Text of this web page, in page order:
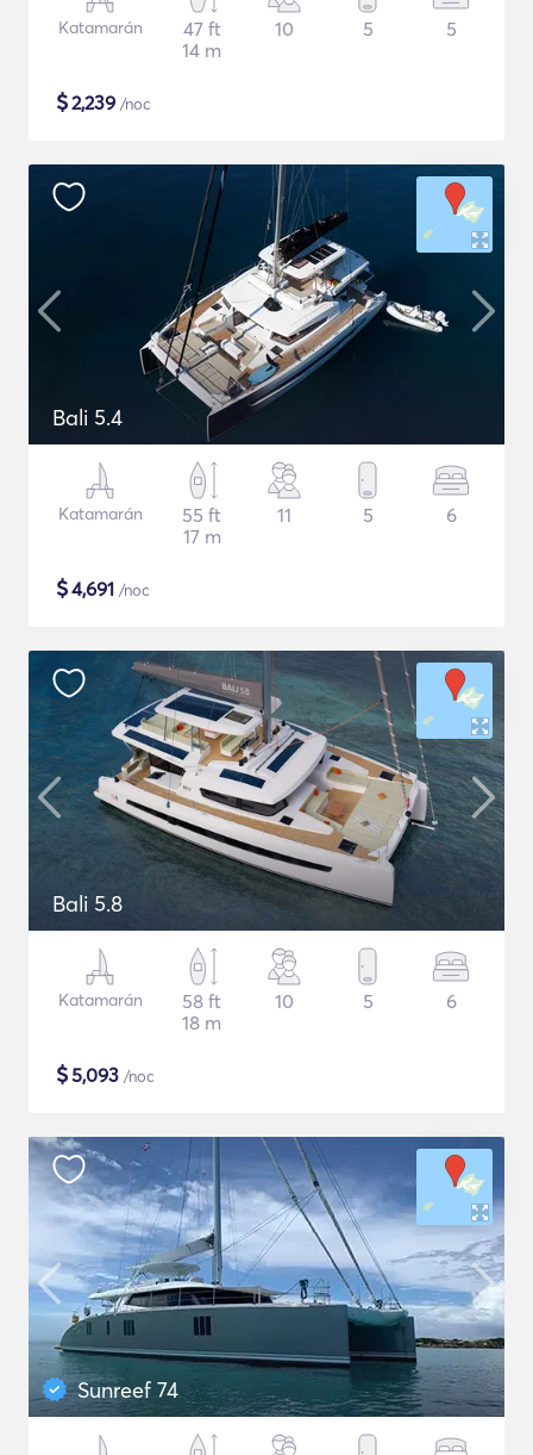
Katamarán
47 ft
14 m
10 5 5
$2,239 /noc
Bali 5.4
Katamarán
55 ft
17 m
11 5 6
$4,691 /noc
Bali 5.8
Katamarán
58 ft
18 m
10 5 6
$5,093 /noc
Sunreef 74